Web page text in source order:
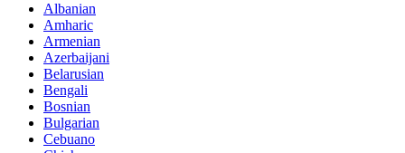
Albanian
Amharic
Armenian
Azerbaijani
Belarusian
Bengali
Bosnian
Bulgarian
Cebuano